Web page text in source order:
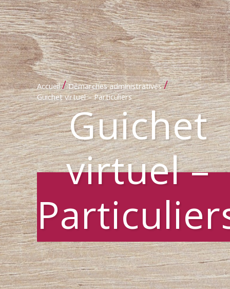
Accueil / Démarches administratives /
Guichet virtuel – Particuliers
Guichet
virtuel –